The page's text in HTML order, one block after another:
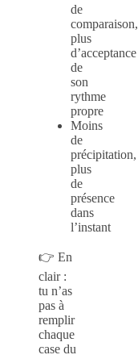
de
comparaison,
plus
d’acceptance
de
son
rythme
propre
Moins
de
précipitation,
plus
de
présence
dans
l’instant
👉 En
clair :
tu n’as
pas à
remplir
chaque
case du